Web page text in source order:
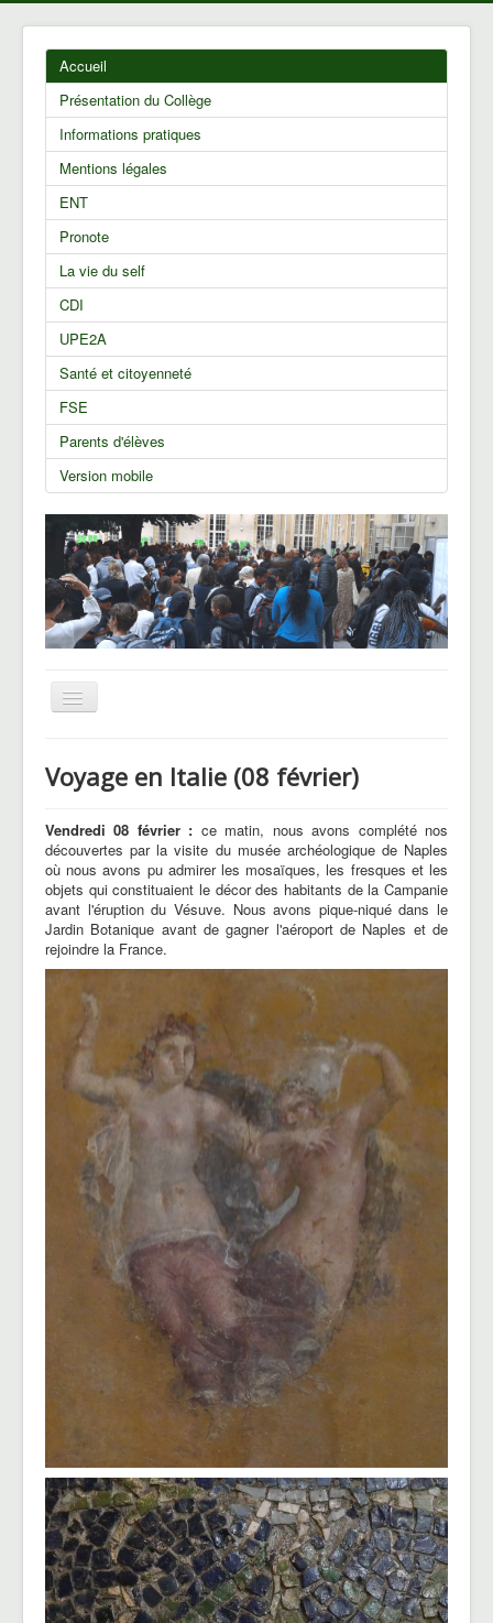
Accueil
Présentation du Collège
Informations pratiques
Mentions légales
ENT
Pronote
La vie du self
CDI
UPE2A
Santé et citoyenneté
FSE
Parents d'élèves
Version mobile
Basculer
la
CHAM
Le Pôle basket
Voyages et sorties
Blog des Hellenautes
Voyage en Italie (08 février)
Vendredi 08 février : ce matin, nous avons complété nos
découvertes par la visite du musée archéologique de Naples
où nous avons pu admirer les mosaïques, les fresques et les
objets qui constituaient le décor des habitants de la Campanie
avant l'éruption du Vésuve. Nous avons pique-niqué dans le
Jardin Botanique avant de gagner l'aéroport de Naples et de
rejoindre la France.